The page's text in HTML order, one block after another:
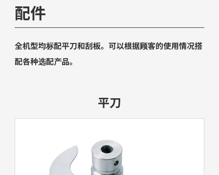
配件
全机型均标配平刀和刮板。可以根据顾客的使用情况搭
配各种选配产品。
平刀